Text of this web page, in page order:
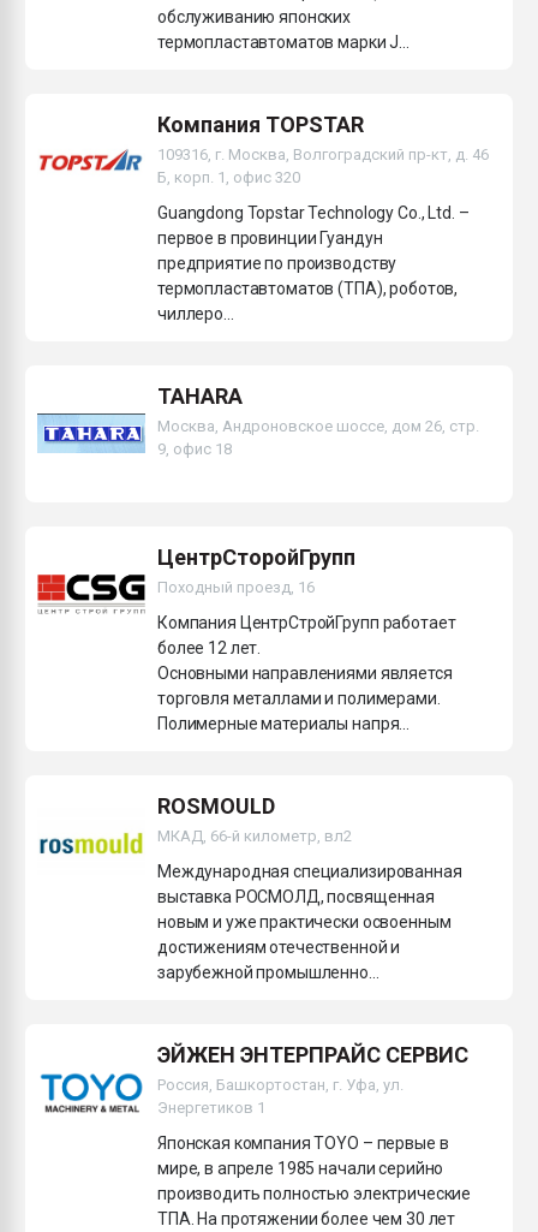
обслуживанию японских
термопластавтоматов марки J...
Компания TOPSTAR
109316, г. Москва, Волгоградский пр-кт, д. 46
Б, корп. 1, офис 320
Guangdong Topstar Technology Co., Ltd. –
первое в провинции Гуандун
предприятие по производству
термопластавтоматов (ТПА), роботов,
чиллеро...
TAHARA
Москва, Андроновское шоссе, дом 26, стр.
9, офис 18
ЦентрСторойГрупп
Походный проезд, 16
Компания ЦентрСтройГрупп работает
более 12 лет.
Основными направлениями является
торговля металлами и полимерами.
Полимерные материалы напря...
ROSMOULD
МКАД, 66-й километр, вл2
Международная специализированная
выставка РОСМОЛД, посвященная
новым и уже практически освоенным
достижениям отечественной и
зарубежной промышленно...
ЭЙЖЕН ЭНТЕРПРАЙС СЕРВИС
Россия, Башкортостан, г. Уфа, ул.
Энергетиков 1
Японская компания TOYO – первые в
мире, в апреле 1985 начали серийно
производить полностью электрические
ТПА. На протяжении более чем 30 лет